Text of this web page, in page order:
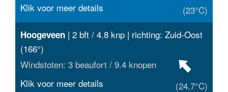
(23°C)
Klik voor meer details
Hoogeveen | 2 bft / 4.8 knp | richting: Zuid-Oost
(166°)
Windstoten: 3 beaufort / 9.4 knopen
(24.7°C)
Klik voor meer details